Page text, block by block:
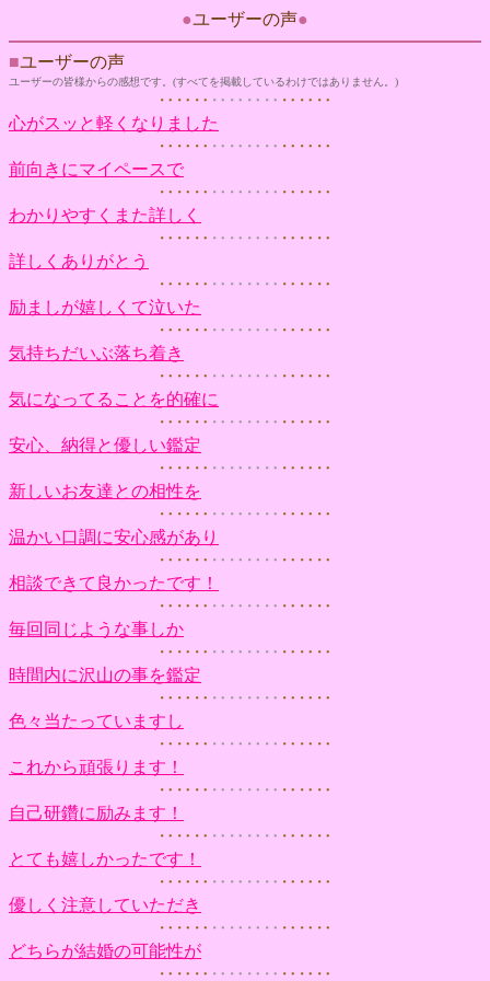
●ユーザーの声●
■ユーザーの声
ユーザーの皆様からの感想です。(すべてを掲載しているわけではありません。)
‥‥‥ ‥‥‥‥ ‥‥‥
心がスッと軽くなりました
‥‥‥ ‥‥‥‥ ‥‥‥
前向きにマイペースで
‥‥‥ ‥‥‥‥ ‥‥‥
わかりやすくまた詳しく
‥‥‥ ‥‥‥‥ ‥‥‥
詳しくありがとう
‥‥‥ ‥‥‥‥ ‥‥‥
励ましが嬉しくて泣いた
‥‥‥ ‥‥‥‥ ‥‥‥
気持ちだいぶ落ち着き
‥‥‥ ‥‥‥‥ ‥‥‥
気になってることを的確に
‥‥‥ ‥‥‥‥ ‥‥‥
安心、納得と優しい鑑定
‥‥‥ ‥‥‥‥ ‥‥‥
新しいお友達との相性を
‥‥‥ ‥‥‥‥ ‥‥‥
温かい口調に安心感があり
‥‥‥ ‥‥‥‥ ‥‥‥
相談できて良かったです！
‥‥‥ ‥‥‥‥ ‥‥‥
毎回同じような事しか
‥‥‥ ‥‥‥‥ ‥‥‥
時間内に沢山の事を鑑定
‥‥‥ ‥‥‥‥ ‥‥‥
色々当たっていますし
‥‥‥ ‥‥‥‥ ‥‥‥
これから頑張ります！
‥‥‥ ‥‥‥‥ ‥‥‥
自己研鑽に励みます！
‥‥‥ ‥‥‥‥ ‥‥‥
とても嬉しかったです！
‥‥‥ ‥‥‥‥ ‥‥‥
優しく注意していただき
‥‥‥ ‥‥‥‥ ‥‥‥
どちらが結婚の可能性が
‥‥‥ ‥‥‥‥ ‥‥‥